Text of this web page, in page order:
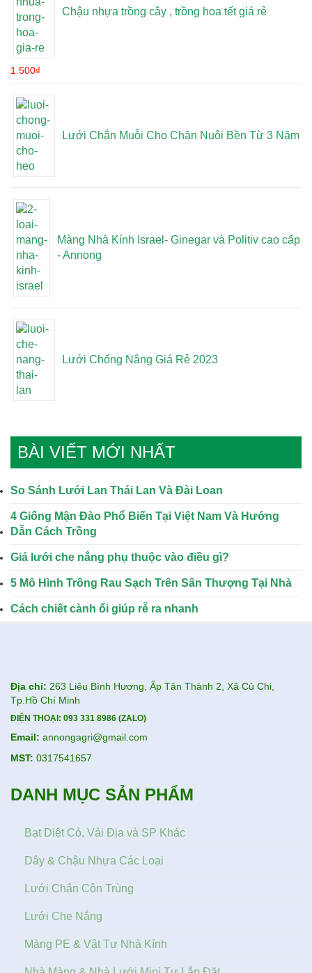
Chậu nhựa trồng cây , trồng hoa tết giá rẻ
1.500₫
Lưới Chắn Muỗi Cho Chăn Nuôi Bền Từ 3 Năm
Màng Nhà Kính Israel- Ginegar và Politiv cao cấp
- Annong
Lưới Chống Nắng Giá Rẻ 2023
BÀI VIẾT MỚI NHẤT
So Sánh Lưới Lan Thái Lan Và Đài Loan
4 Giống Mận Đào Phổ Biến Tại Việt Nam Và Hướng
Dẫn Cách Trồng
Giá lưới che nắng phụ thuộc vào điều gì?
5 Mô Hình Trồng Rau Sạch Trên Sân Thượng Tại Nhà
Cách chiết cành ổi giúp rễ ra nhanh
Địa chỉ: 263 Liêu Bình Hương, Ấp Tân Thành 2, Xã Củ Chi,
Tp.Hồ Chí Minh
ĐIỆN THOẠI: 093 331 8986 (ZALO)
Email: annongagri@gmail.com
MST: 0317541657
DANH MỤC SẢN PHẨM
Bạt Diệt Cỏ, Vải Địa và SP Khác
Dây & Chậu Nhựa Các Loại
Lưới Chắn Côn Trùng
Lưới Che Nắng
Màng PE & Vật Tư Nhà Kính